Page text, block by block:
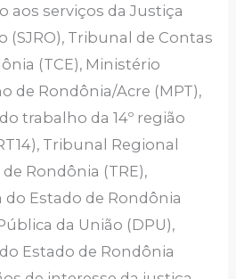
aos serviços da Justiça
(SJRO), Tribunal de Contas
(TCE), Ministério
de Rondônia/Acre (MPT),
trabalho da 14º região
Tribunal Regional
Rondônia (TRE),
Estado de Rondônia
da União (DPU),
Estado de Rondônia